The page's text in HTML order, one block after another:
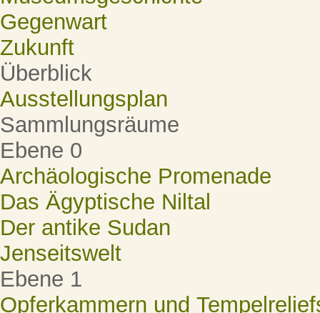
Gegenwart
Zukunft
Überblick
Ausstellungsplan
Sammlungsräume
Ebene 0
Archäologische Promenade
Das Ägyptische Niltal
Der antike Sudan
Jenseitswelt
Ebene 1
Opferkammern und